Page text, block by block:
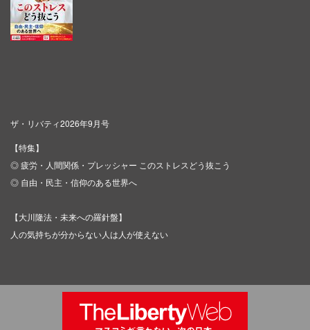
ザ・リバティ2026年9月号
【特集】
◎ 疲労・人間関係・プレッシャー このストレスどう抜こう
◎ 自由・民主・信仰のある世界へ
【大川隆法・未来への羅針盤】
人の気持ちが分からない人は人が使えない